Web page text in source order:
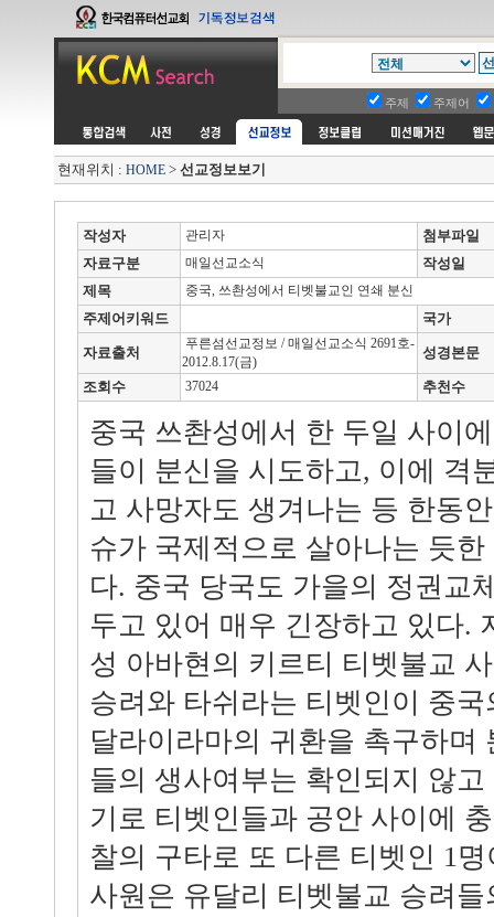
주제 주제어
현재위치 : HOME > 선교정보보기
작성자 관리자
첨부파일
자료구분
매일선교소식
작성일
제목
중국, 쓰촨성에서 티벳불교인 연쇄 분신
주제어키워드 국가
자료출처
푸른섬선교정보 / 매일선교소식 2691호-
2012.8.17(금)
성경본문
조회수 37024 추천수
중국 쓰촨성에서 한 두일 사이
들이 분신을 시도하고, 이에 격
고 사망자도 생겨나는 등 한동
슈가 국제적으로 살아나는 듯
다. 중국 당국도 가을의 정권교
두고 있어 매우 긴장하고 있다.
성 아바현의 키르티 티벳불교
승려와 타쉬라는 티벳인이 중
달라이라마의 귀환을 촉구하며
들의 생사여부는 확인되지 않
기로 티벳인들과 공안 사이에
찰의 구타로 또 다른 티벳인 1
사원은 유달리 티벳불교 승려